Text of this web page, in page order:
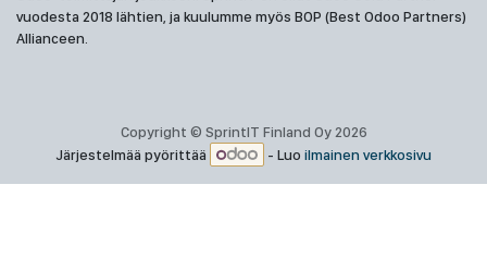
vuodesta 2018 lähtien, ja kuulumme myös BOP (Best Odoo Partners)
Allianceen.
Copyright © SprintIT Finland Oy 2026
Järjestelmää pyörittää
- Luo ilmainen verkkosivu